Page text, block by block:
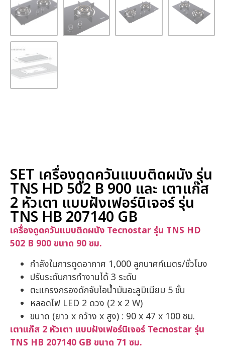
SET เครื่องดูดควันแบบติดผนัง รุ่น
TNS HD 502 B 900 และ เตาแก๊ส
2 หัวเตา แบบฝังเฟอร์นิเจอร์ รุ่น
TNS HB 207140 GB
เครื่องดูดควันแบบติดผนัง Tecnostar รุ่น TNS HD
502 B 900 ขนาด 90 ซม.
กำลังในการดูดอากาศ 1,000 ลูกบาศก์เมตร/ชั่วโมง
ปรับระดับการทำงานได้ 3 ระดับ
ตะแกรงกรองดักจับไอน้ำมันอะลูมิเนียม 5 ชั้น
หลอดไฟ LED 2 ดวง (2 x 2 W)
ขนาด (ยาว x กว้าง x สูง) : 90 x 47 x 100 ซม.
เตาแก๊ส 2 หัวเตา แบบฝังเฟอร์นิเจอร์ Tecnostar รุ่น
TNS HB 207140 GB ขนาด 71 ซม.